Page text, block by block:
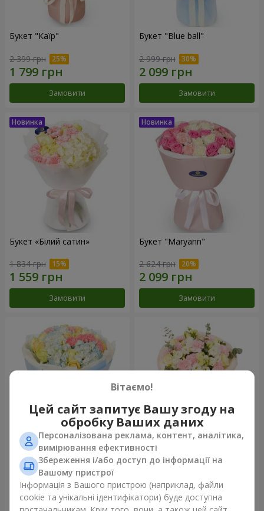
Букет "Каїр"
2 399 грн
Замовити
Букет "Blue ball"
2 999 грн
Замовити
Букет «Білий сатин»
1 834 грн
Замовити
Букет "Maryann"
2 624 грн
Замовити
Букет "Небесна блакить"
5 014 грн
Замовити
Букет "Secret"
Замовити
Вітаємо!
Цей сайт запитує Вашу згоду на
обробку Ваших даних
Персоналізована реклама, контент, аналітика,
вимірювання ефективності
Збереження і/або доступ до інформації на
Вашому пристрої
Інформація з Вашого пристрою (наприклад, файли
cookie та унікальні ідентифікатори) буде доступна